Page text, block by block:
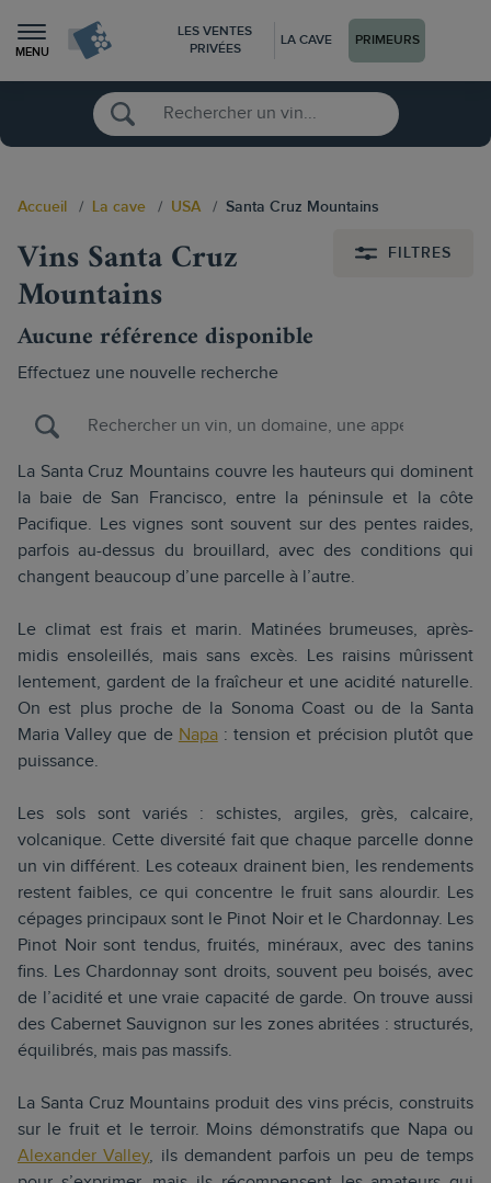
MENU
LES VENTES
PRIVÉES
LA CAVE PRIMEURS
Accueil La cave USA Santa Cruz Mountains
FILTRES
Vins Santa Cruz
Mountains
Aucune référence disponible
Effectuez une nouvelle recherche
La Santa Cruz Mountains couvre les hauteurs qui dominent
la baie de San Francisco, entre la péninsule et la côte
Pacifique. Les vignes sont souvent sur des pentes raides,
parfois au-dessus du brouillard, avec des conditions qui
changent beaucoup d’une parcelle à l’autre.
Le climat est frais et marin. Matinées brumeuses, après-
midis ensoleillés, mais sans excès. Les raisins mûrissent
lentement, gardent de la fraîcheur et une acidité naturelle.
On est plus proche de la Sonoma Coast ou de la Santa
Maria Valley que de Napa: tension et précision plutôt que
puissance.
Les sols sont variés : schistes, argiles, grès, calcaire,
volcanique. Cette diversité fait que chaque parcelle donne
un vin différent. Les coteaux drainent bien, les rendements
restent faibles, ce qui concentre le fruit sans alourdir. Les
cépages principaux sont le Pinot Noir et le Chardonnay. Les
Pinot Noir sont tendus, fruités, minéraux, avec des tanins
fins. Les Chardonnay sont droits, souvent peu boisés, avec
de l’acidité et une vraie capacité de garde. On trouve aussi
des Cabernet Sauvignon sur les zones abritées : structurés,
équilibrés, mais pas massifs.
La Santa Cruz Mountains produit des vins précis, construits
sur le fruit et le terroir. Moins démonstratifs que Napa ou
Alexander Valley, ils demandent parfois un peu de temps